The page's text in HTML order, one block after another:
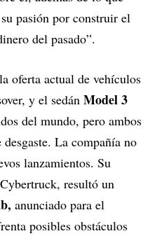
pasión por construir el
del pasado”.
oferta actual de vehículos
y el sedán Model 3
del mundo, pero ambos
La compañía no
lanzamientos. Su
resultó un
anunciado para el
posibles obstáculos